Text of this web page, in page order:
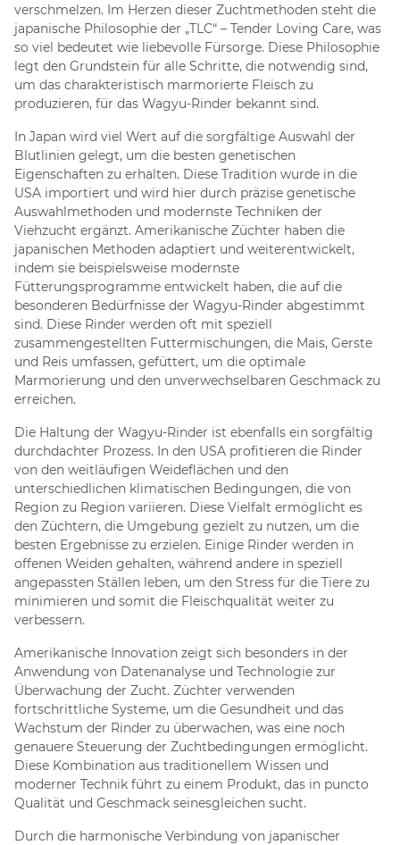
verschmelzen. Im Herzen dieser Zuchtmethoden steht die
japanische Philosophie der „TLC“ – Tender Loving Care, was
so viel bedeutet wie liebevolle Fürsorge. Diese Philosophie
legt den Grundstein für alle Schritte, die notwendig sind,
um das charakteristisch marmorierte Fleisch zu
produzieren, für das Wagyu-Rinder bekannt sind.
In Japan wird viel Wert auf die sorgfältige Auswahl der
Blutlinien gelegt, um die besten genetischen
Eigenschaften zu erhalten. Diese Tradition wurde in die
USA importiert und wird hier durch präzise genetische
Auswahlmethoden und modernste Techniken der
Viehzucht ergänzt. Amerikanische Züchter haben die
japanischen Methoden adaptiert und weiterentwickelt,
indem sie beispielsweise modernste
Fütterungsprogramme entwickelt haben, die auf die
besonderen Bedürfnisse der Wagyu-Rinder abgestimmt
sind. Diese Rinder werden oft mit speziell
zusammengestellten Futtermischungen, die Mais, Gerste
und Reis umfassen, gefüttert, um die optimale
Marmorierung und den unverwechselbaren Geschmack zu
erreichen.
Die Haltung der Wagyu-Rinder ist ebenfalls ein sorgfältig
durchdachter Prozess. In den USA profitieren die Rinder
von den weitläufigen Weideflächen und den
unterschiedlichen klimatischen Bedingungen, die von
Region zu Region variieren. Diese Vielfalt ermöglicht es
den Züchtern, die Umgebung gezielt zu nutzen, um die
besten Ergebnisse zu erzielen. Einige Rinder werden in
offenen Weiden gehalten, während andere in speziell
angepassten Ställen leben, um den Stress für die Tiere zu
minimieren und somit die Fleischqualität weiter zu
verbessern.
Amerikanische Innovation zeigt sich besonders in der
Anwendung von Datenanalyse und Technologie zur
Überwachung der Zucht. Züchter verwenden
fortschrittliche Systeme, um die Gesundheit und das
Wachstum der Rinder zu überwachen, was eine noch
genauere Steuerung der Zuchtbedingungen ermöglicht.
Diese Kombination aus traditionellem Wissen und
moderner Technik führt zu einem Produkt, das in puncto
Qualität und Geschmack seinesgleichen sucht.
Durch die harmonische Verbindung von japanischer